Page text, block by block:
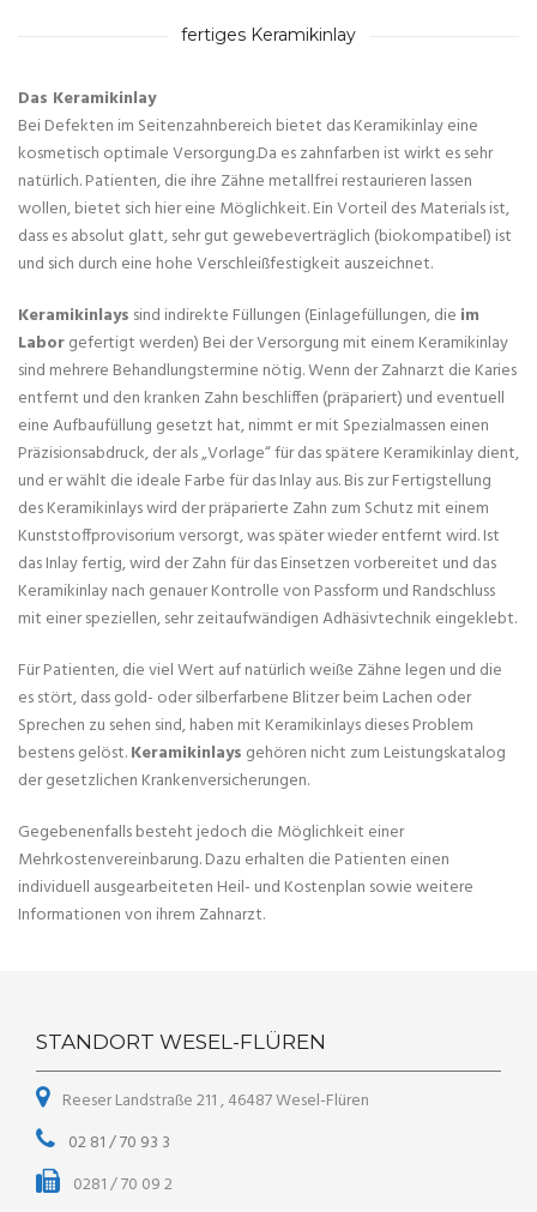
fertiges Keramikinlay
Das Keramikinlay
Bei Defekten im Seitenzahnbereich bietet das Keramikinlay eine
kosmetisch optimale Versorgung.Da es zahnfarben ist wirkt es sehr
natürlich. Patienten, die ihre Zähne metallfrei restaurieren lassen
wollen, bietet sich hier eine Möglichkeit. Ein Vorteil des Materials ist,
dass es absolut glatt, sehr gut gewebeverträglich (biokompatibel) ist
und sich durch eine hohe Verschleißfestigkeit auszeichnet.
Keramikinlays sind indirekte Füllungen (Einlagefüllungen, die im
Laborgefertigt werden) Bei der Versorgung mit einem Keramikinlay
sind mehrere Behandlungstermine nötig. Wenn der Zahnarzt die Karies
entfernt und den kranken Zahn beschliffen (präpariert) und eventuell
eine Aufbaufüllung gesetzt hat, nimmt er mit Spezialmassen einen
Präzisionsabdruck, der als „Vorlage“ für das spätere Keramikinlay dient,
und er wählt die ideale Farbe für das Inlay aus. Bis zur Fertigstellung
des Keramikinlays wird der präparierte Zahn zum Schutz mit einem
Kunststoffprovisorium versorgt, was später wieder entfernt wird. Ist
das Inlay fertig, wird der Zahn für das Einsetzen vorbereitet und das
Keramikinlay nach genauer Kontrolle von Passform und Randschluss
mit einer speziellen, sehr zeitaufwändigen Adhäsivtechnik eingeklebt.
Für Patienten, die viel Wert auf natürlich weiße Zähne legen und die
es stört, dass gold- oder silberfarbene Blitzer beim Lachen oder
Sprechen zu sehen sind, haben mit Keramikinlays dieses Problem
bestens gelöst.Keramikinlays gehören nicht zum Leistungskatalog
der gesetzlichen Krankenversicherungen.
Gegebenenfalls besteht jedoch die Möglichkeit einer
Mehrkostenvereinbarung. Dazu erhalten die Patienten einen
individuell ausgearbeiteten Heil- und Kostenplan sowie weitere
Informationen von ihrem Zahnarzt.
STANDORT WESEL-FLÜREN
Reeser Landstraße 211 , 46487 Wesel-Flüren
02 81 / 70 93 3
0281 / 70 09 2